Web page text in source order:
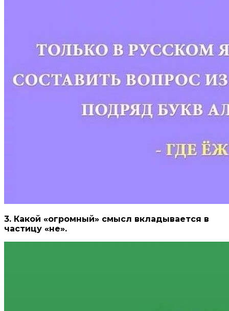
3. Какой «огромный» смысл вкладывается в
частицу «не».